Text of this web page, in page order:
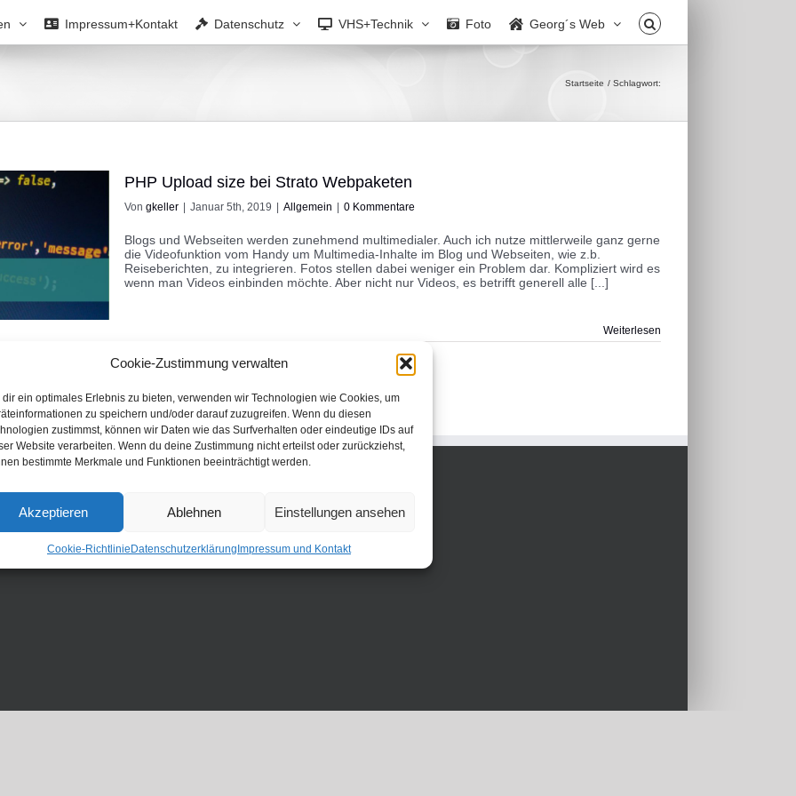
Cookie-Zustimmung verwalten
dir ein optimales Erlebnis zu bieten, verwenden wir Technologien wie Cookies, um
zu speichern und/oder darauf zuzugreifen. Wenn du diesen
zustimmst, können wir Daten wie das Surfverhalten oder eindeutige IDs auf
Website verarbeiten. Wenn du deine Zustimmung nicht erteilst oder zurückziehst,
bestimmte Merkmale und Funktionen beeinträchtigt werden.
Akzeptieren Ablehnen Einstellungen ansehen
Cookie-Richtlinie Datenschutzerklärung Impressum und Kontakt
Impressum+Kontakt Datenschutz VHS+Technik Foto Georg´s Web
Startseite Schlagwort:
PHP Upload size bei Strato Webpaketen
Von gkeller Januar 5th, 2019 Allgemein 0 Kommentare
Blogs und Webseiten werden zunehmend multimedialer. Auch ich nutze mittlerweile ganz gerne
die Videofunktion vom Handy um Multimedia-Inhalte im Blog und Webseiten, wie z.b.
Reiseberichten, zu integrieren. Fotos stellen dabei weniger ein Problem dar. Kompliziert wird es
wenn man Videos einbinden möchte. Aber nicht nur Videos, es betrifft generell alle [...]
Weiterlesen